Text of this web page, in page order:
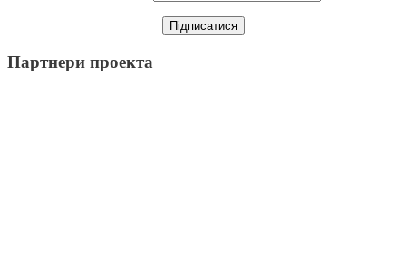
Партнери проекта